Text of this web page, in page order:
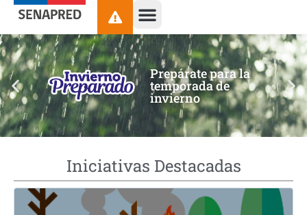
contenido
Prepárate para la
temporada de
invierno
Iniciativas Destacadas